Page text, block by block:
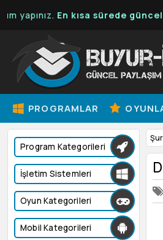
En kısa sürede
PROGRAMLAR
Program Kategorileri
İşletim Sistemleri
Oyun Kategorileri
Mobil Kategorileri